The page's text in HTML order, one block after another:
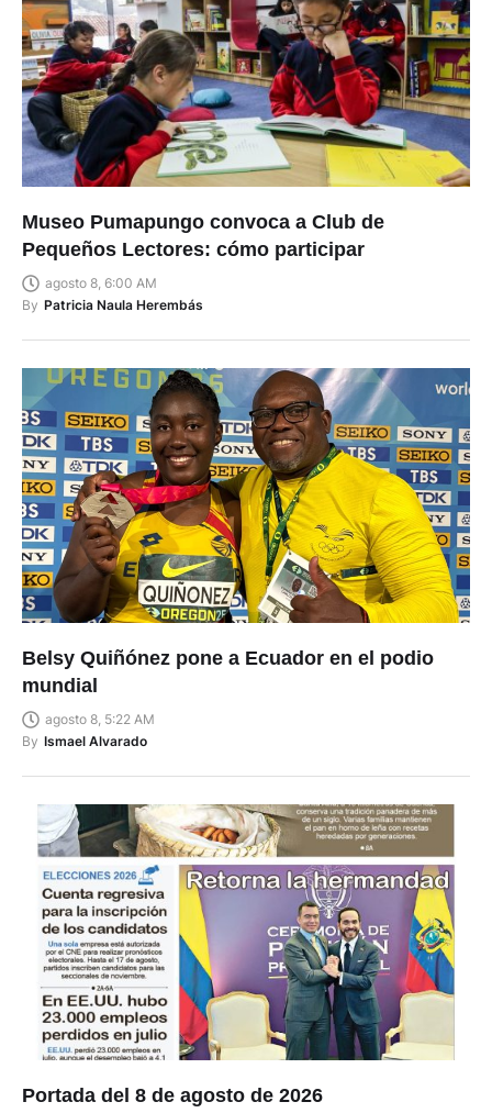
Museo Pumapungo convoca a Club de
Pequeños Lectores: cómo participar
agosto 8, 6:00 AM
By Patricia Naula Herembás
Belsy Quiñónez pone a Ecuador en el podio
mundial
agosto 8, 5:22 AM
By Ismael Alvarado
Portada del 8 de agosto de 2026